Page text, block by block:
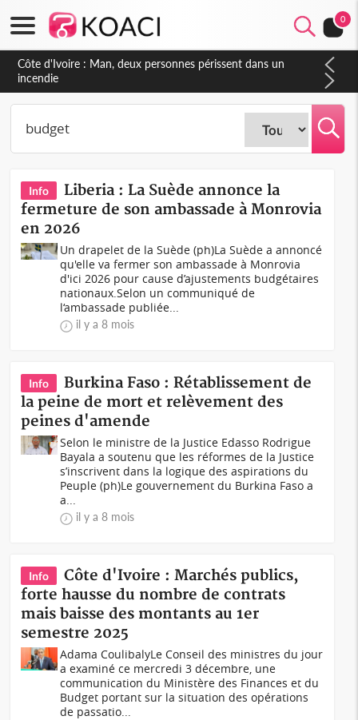
0
Côte d'Ivoire : Séileu, la célébration de la fête nationale
transformée en vaste campagne contre les produits
dépigmentants dangereux
Info
Liberia : La Suède annonce la
fermeture de son ambassade à Monrovia
en 2026
Un drapelet de la Suède (ph)La Suède a annoncé
qu'elle va fermer son ambassade à Monrovia
d'ici 2026 pour cause d’ajustements budgétaires
nationaux.Selon un communiqué de
l‘ambassade publiée...
il y a 8 mois
Info
Burkina Faso : Rétablissement de
la peine de mort et relèvement des
peines d'amende
Selon le ministre de la Justice Edasso Rodrigue
Bayala a soutenu que les réformes de la Justice
s’inscrivent dans la logique des aspirations du
Peuple (ph)Le gouvernement du Burkina Faso a
a...
il y a 8 mois
Info
Côte d'Ivoire : Marchés publics,
forte hausse du nombre de contrats
mais baisse des montants au 1er
semestre 2025
Adama CoulibalyLe Conseil des ministres du jour
a examiné ce mercredi 3 décembre, une
communication du Ministère des Finances et du
Budget portant sur la situation des opérations
de passatio...